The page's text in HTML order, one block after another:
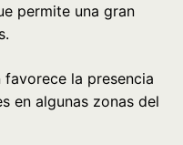
permite una gran
favorece la presencia
en algunas zonas del